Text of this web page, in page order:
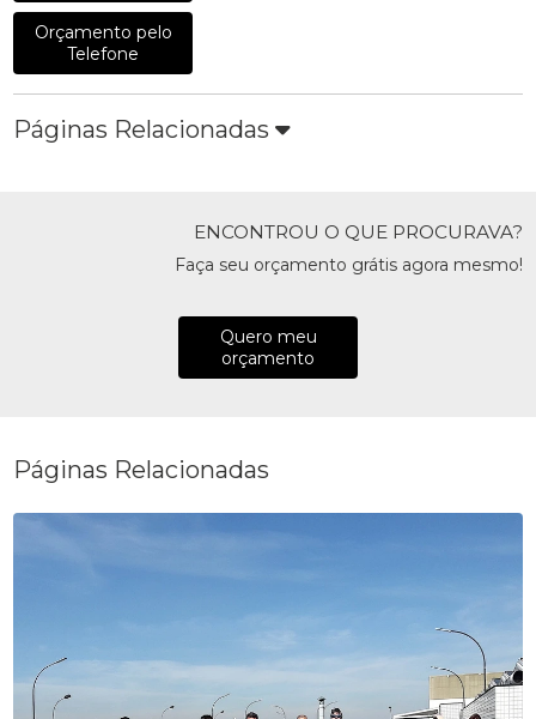
Orçamento pelo
Telefone
Páginas Relacionadas
ENCONTROU O QUE PROCURAVA?
Faça seu orçamento grátis agora mesmo!
Quero meu
orçamento
Páginas Relacionadas